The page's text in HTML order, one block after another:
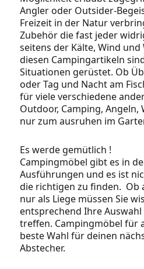
Angler oder Outsider-
Freizeit in der Natur
Zubehör die fast jeder
seitens der Kälte, Wind
diesen Campingartikeln
Situationen gerüstet. Ob
oder Tag und Nacht am
für viele verschiedene
Outdoor, Camping, Angeln,
nur zum ausruhen im
Es werde gemütlich !
Campingmöbel gibt es in
Ausführungen und es ist
die richtigen zu finden. Ob
nur als Liege müssen Sie
entsprechend Ihre Auswahl
treffen. Campingmöbel für
beste Wahl für deinen
Abstecher.